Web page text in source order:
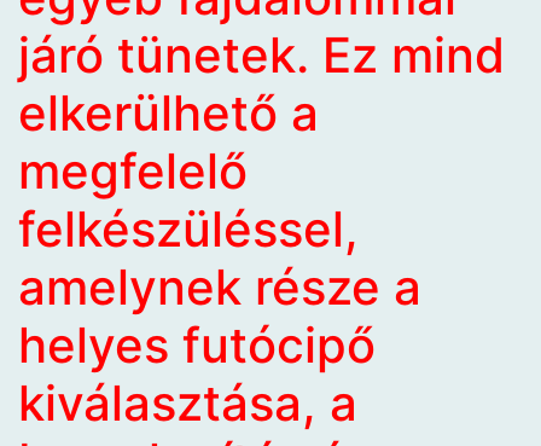
járó tünetek. Ez mind
elkerülhető a
megfelelő
felkészüléssel,
amelynek része a
helyes futócipő
kiválasztása, a